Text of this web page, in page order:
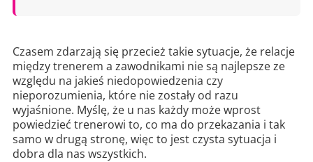
Czasem zdarzają się przecież takie sytuacje, że relacje
między trenerem a zawodnikami nie są najlepsze ze
względu na jakieś niedopowiedzenia czy
nieporozumienia, które nie zostały od razu
wyjaśnione. Myślę, że u nas każdy może wprost
powiedzieć trenerowi to, co ma do przekazania i tak
samo w drugą stronę, więc to jest czysta sytuacja i
dobra dla nas wszystkich.